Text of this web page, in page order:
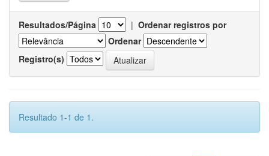
Resultados/Página | Ordenar registros por
Ordenar
Registro(s)
Resultado 1-1 de 1.